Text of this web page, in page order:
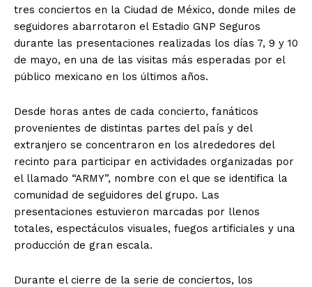
tres conciertos en la Ciudad de México, donde miles de
seguidores abarrotaron el Estadio GNP Seguros
durante las presentaciones realizadas los días 7, 9 y 10
de mayo, en una de las visitas más esperadas por el
público mexicano en los últimos años.
Desde horas antes de cada concierto, fanáticos
provenientes de distintas partes del país y del
extranjero se concentraron en los alrededores del
recinto para participar en actividades organizadas por
el llamado “ARMY”, nombre con el que se identifica la
comunidad de seguidores del grupo. Las
presentaciones estuvieron marcadas por llenos
totales, espectáculos visuales, fuegos artificiales y una
producción de gran escala.
Durante el cierre de la serie de conciertos, los